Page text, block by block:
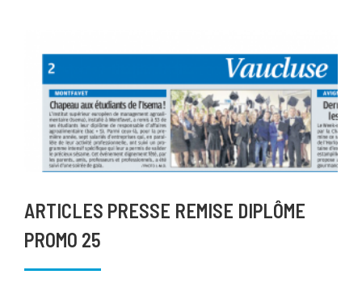
ARTICLES PRESSE REMISE DIPLÔME
PROMO 25